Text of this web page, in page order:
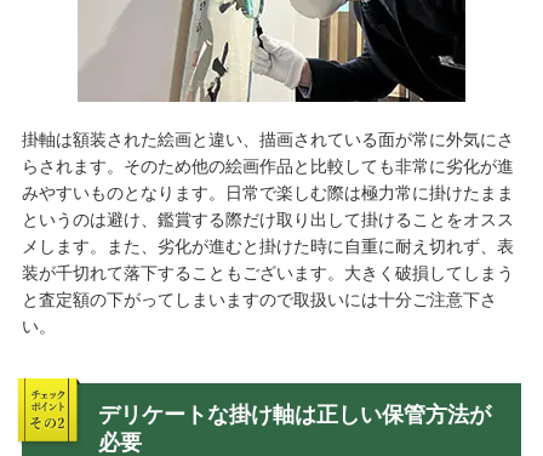
掛軸は額装された絵画と違い、描画されている面が常に外気にさ
らされます。そのため他の絵画作品と比較しても非常に劣化が進
みやすいものとなります。日常で楽しむ際は極力常に掛けたまま
というのは避け、鑑賞する際だけ取り出して掛けることをオスス
メします。また、劣化が進むと掛けた時に自重に耐え切れず、表
装が千切れて落下することもございます。大きく破損してしまう
と査定額の下がってしまいますので取扱いには十分ご注意下さ
い。
デリケートな掛け軸は正しい保管方法が
必要